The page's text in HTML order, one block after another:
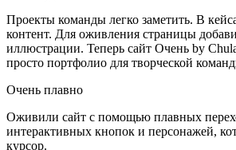
Проекты команды легко заметить. В
контент. Для оживления страницы
иллюстрации. Теперь сайт Очень by
просто портфолио для творческой
Очень плавно
Оживили сайт с помощью плавных
интерактивных кнопок и персонажей,
курсор.